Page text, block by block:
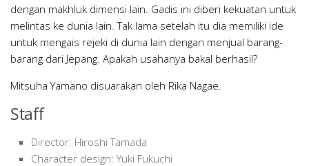
dengan makhluk dimensi lain. Gadis ini diberi kekuatan untuk
melintas ke dunia lain. Tak lama setelah itu dia memiliki ide
untuk mengais rejeki di dunia lain dengan menjual barang-
barang dari Jepang. Apakah usahanya bakal berhasil?
Mitsuha Yamano disuarakan oleh Rika Nagae.
Staff
Director: Hiroshi Tamada
Character design: Yuki Fukuchi